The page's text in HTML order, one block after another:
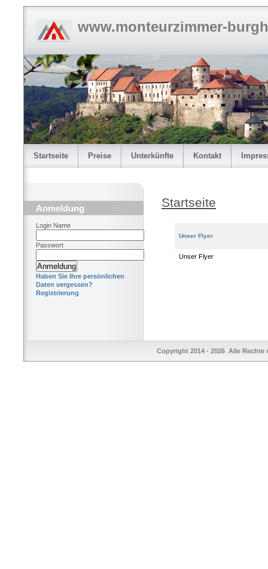
www.monteurzimmer-
Startseite Preise Unterkünfte Kontakt
Anmeldung
Login Name
Passwort
Haben Sie Ihre persönlichen
Daten vergessen?
Registrierung
Startseite
Unser Flyer
Unser Flyer
Copyright 2014 - 2026 Alle Rechte